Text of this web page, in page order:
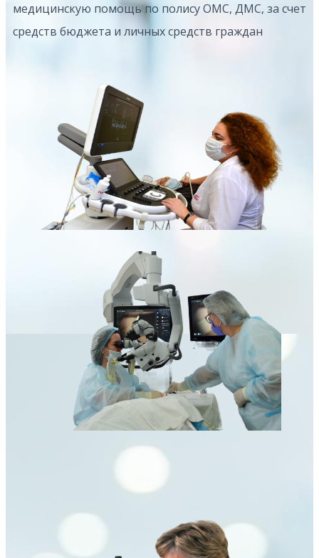
медицинскую помощь по полису ОМС, ДМС, за счет
средств бюджета и личных средств граждан